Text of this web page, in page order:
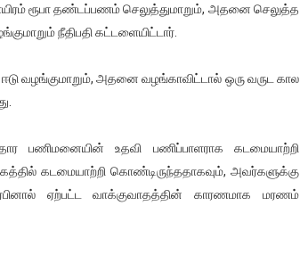
ரூபா தண்டப்பணம் செலுத்துமாறும், அதனை செலுத்த
நீதிபதி கட்டளையிட்டார்.
வழங்குமாறும், அதனை வழங்காவிட்டால் ஒரு வருட கால
பணிமனையின் உதவி பணிப்பாளராக கடமையாற்றி
கடமையாற்றி கொண்டிருந்ததாகவும், அவர்களுக்கு
ஏற்பட்ட வாக்குவாதத்தின் காரணமாக மரணம்